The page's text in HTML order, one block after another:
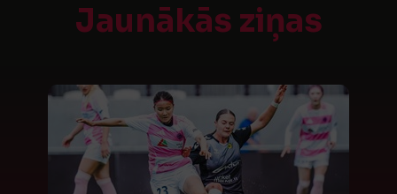
Jaunākās ziņas